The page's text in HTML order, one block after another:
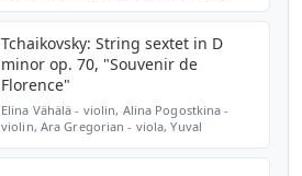
Concerto for v...
Tchaikovsky: String sextet in D
minor op. 70, "Souvenir de
Florence"
Elina Vähälä - violin, Alina Pogostkina -
violin, Ara Gregorian - viola, Yuval